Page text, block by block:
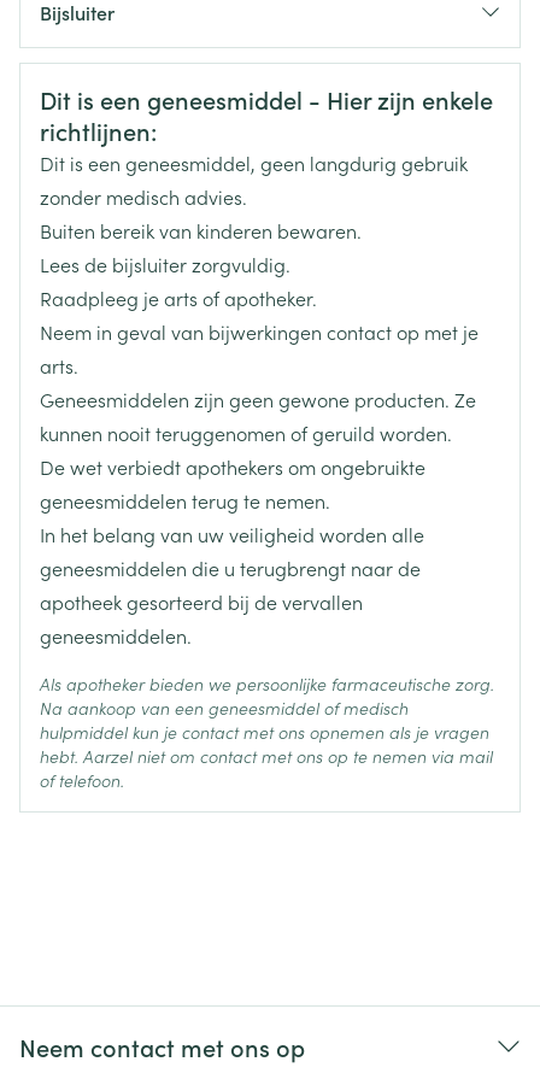
vertragen.
geneesmiddelen zoals rifampicine, fenytoïne en
solifenacine door het lichaam kunnen versnellen.
extreme zwakte van bepaalde spieren kan
veroorzaken
u lijdt aan of loopt het risico op een verhoogde druk
in de ogen, met progressief zichtsverlies (glaucoom)
u ondergaat nierdialyses
u heeft een ernstige leverziekte
u lijdt aan een ernstige nierziekte of een matige
leverziekte EN wordt tegelijkertijd behandeld met
geneesmiddelen die het verwijderen van
solifenacine uit het lichaam kunnen tegengaan (bv.
ketoconazol). Uw arts of apotheker heeft u daarvan
op de hoogte gesteld als dat het geval is.
Organisaties Viatris
Merken
Breedte 111 mm
Lengte
Diepte 63 mm
Ingrediënten
solifenacine succinaat
Behoud Kamertemperatuur (15°C - 25°C)
Bijsluiter
Nederlands
Duits Frans
Veiligheidsinformatie
Dit is een geneesmiddel - Hier zijn enkele
richtlijnen:
Dit is een geneesmiddel, geen langdurig gebruik
zonder medisch advies.
Buiten bereik van kinderen bewaren.
Lees de bijsluiter zorgvuldig.
Raadpleeg je arts of apotheker.
Neem in geval van bijwerkingen contact op met je
arts.
Geneesmiddelen zijn geen gewone producten. Ze
kunnen nooit teruggenomen of geruild worden.
De wet verbiedt apothekers om ongebruikte
geneesmiddelen terug te nemen.
In het belang van uw veiligheid worden alle
geneesmiddelen die u terugbrengt naar de
apotheek gesorteerd bij de vervallen
geneesmiddelen.
Als apotheker bieden we persoonlijke farmaceutische zorg.
Na aankoop van een geneesmiddel of medisch
hulpmiddel kun je contact met ons opnemen als je vragen
hebt. Aarzel niet om contact met ons op te nemen via mail
of telefoon.
Neem contact met ons op